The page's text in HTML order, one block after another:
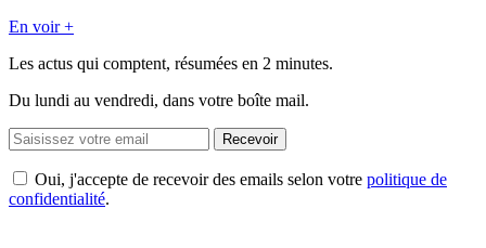
En voir +
Les actus qui comptent, résumées en 2 minutes.
Du lundi au vendredi, dans votre boîte mail.
Recevoir
Oui, j'accepte de recevoir des emails selon votre politique de
confidentialité.